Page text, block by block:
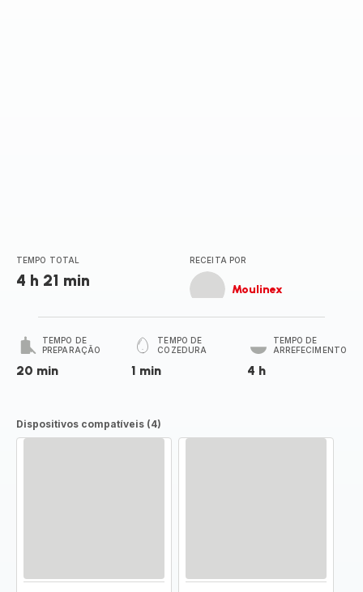
TEMPO TOTAL
4 h 21 min
RECEITA POR
Moulinex
TEMPO DE
PREPARAÇÃO
20 min
TEMPO DE
COZEDURA
1 min
TEMPO DE
ARREFECIMENTO
4 h
Dispositivos compatíveis (4)